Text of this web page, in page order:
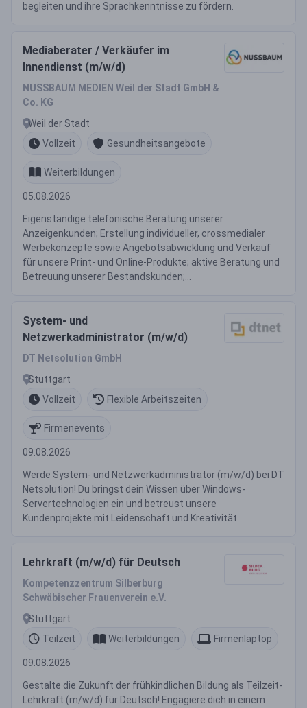
begleiten und ihre Sprachkenntnisse zu fördern.
Mediaberater / Verkäufer im
Innendienst (m/w/d)
NUSSBAUM MEDIEN Weil der Stadt GmbH &
Co. KG
Weil der Stadt
Vollzeit
Gesundheitsangebote
Weiterbildungen
05.08.2026
Eigenständige telefonische Beratung unserer
Anzeigenkunden; Erstellung individueller, crossmedialer
Werbekonzepte sowie Angebotsabwicklung und Verkauf
für unsere Print- und Online-Produkte; aktive Beratung und
Betreuung unserer Bestandskunden;...
System- und
Netzwerkadministrator (m/w/d)
DT Netsolution GmbH
Stuttgart
Vollzeit
Flexible Arbeitszeiten
Firmenevents
09.08.2026
Werde System- und Netzwerkadministrator (m/w/d) bei DT
Netsolution! Du bringst dein Wissen über Windows-
Servertechnologien ein und betreust unsere
Kundenprojekte mit Leidenschaft und Kreativität.
Lehrkraft (m/w/d) für Deutsch
Kompetenzzentrum Silberburg
Schwäbischer Frauenverein e.V.
Stuttgart
Teilzeit
Weiterbildungen Firmenlaptop
09.08.2026
Gestalte die Zukunft der frühkindlichen Bildung als Teilzeit-
Lehrkraft (m/w/d) für Deutsch! Engagiere dich in einem